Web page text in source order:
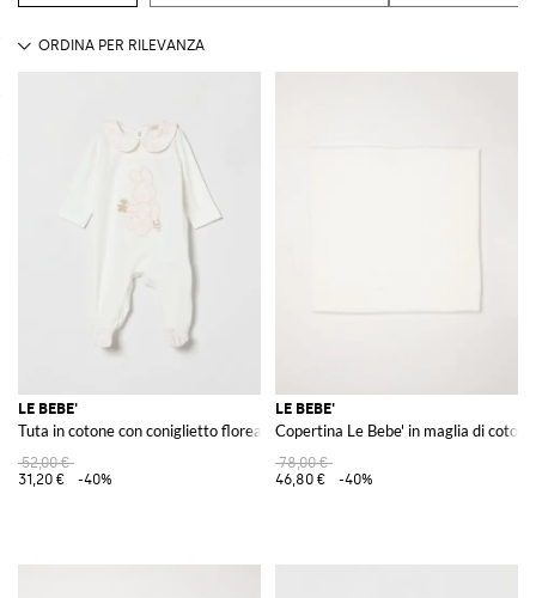
LE BEBE'
Tuta in cotone con coniglietto floreale Le Bebe'
52,00 €
31,20 €
-40%
LE BEBE'
Copertina Le Bebe' in maglia di
78,00 €
46,80 €
-40%